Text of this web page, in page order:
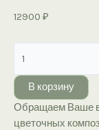
12900 ₽
товара
Елочка
«633»
В корзину
Обращаем Ваше
цветочных